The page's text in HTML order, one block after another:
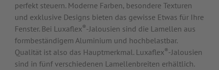
WEBSHOP
perfekt steuern. Moderne Farben, besondere Texturen
und exklusive Designs bieten das gewisse Etwas für Ihre
Fenster. Bei Luxaflex®-Jalousien sind die Lamellen aus
formbeständigem Aluminium und hochbelastbar.
Qualität ist also das Hauptmerkmal. Luxaflex®-Jalousien
sind in fünf verschiedenen Lamellenbreiten erhältlich.